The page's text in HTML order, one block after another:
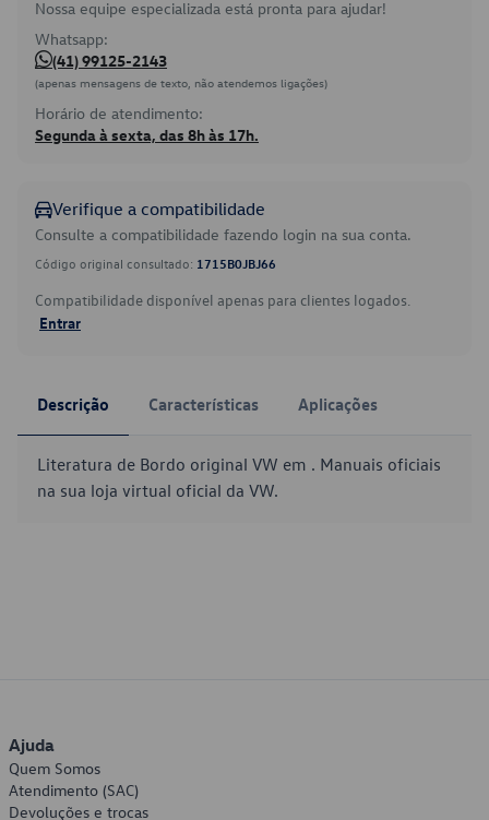
Nossa equipe especializada está pronta para ajudar!
Whatsapp:
(41) 99125-2143
(apenas mensagens de texto, não atendemos ligações)
Horário de atendimento:
Segunda à sexta, das 8h às 17h.
Verifique a compatibilidade
Consulte a compatibilidade fazendo login na sua conta.
Código original consultado: 1715B0JBJ66
Compatibilidade disponível apenas para clientes logados.
Entrar
Descrição Características Aplicações
Literatura de Bordo original VW em . Manuais oficiais
na sua loja virtual oficial da VW.
Ajuda
Quem Somos
Atendimento (SAC)
Devoluções e trocas